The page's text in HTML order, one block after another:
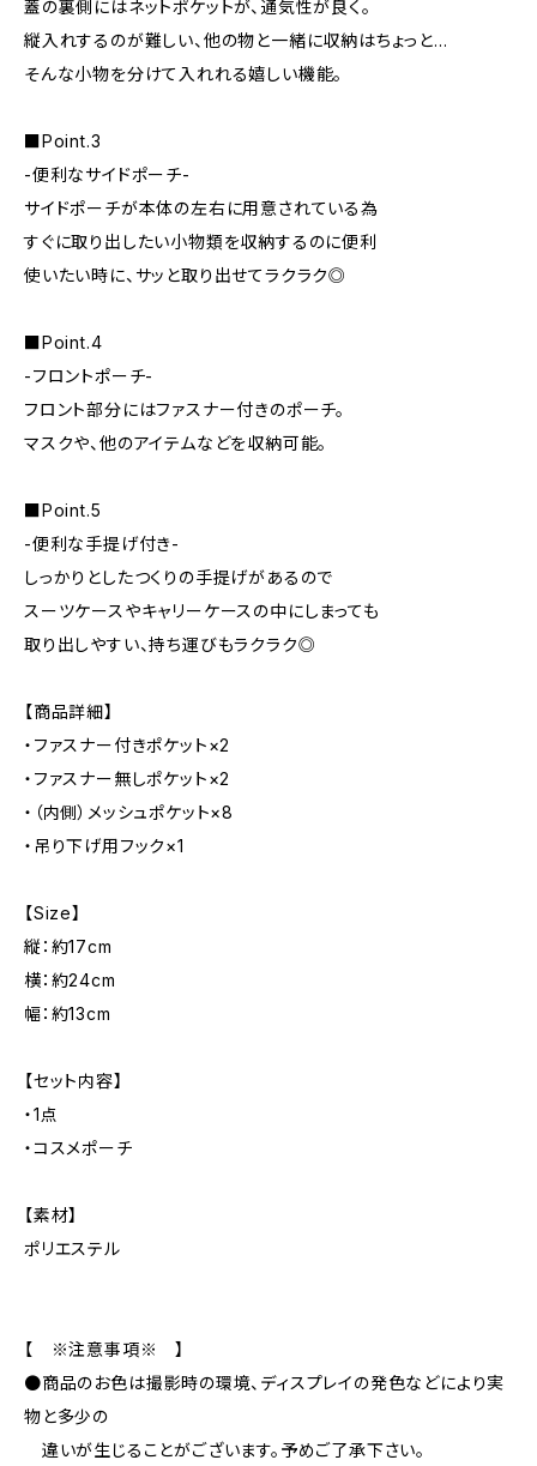
蓋の裏側にはネットポケットが、通気性が良く。
縦入れするのが難しい、他の物と一緒に収納はちょっと…
そんな小物を分けて入れれる嬉しい機能。
■Point.3
-便利なサイドポーチ-
サイドポーチが本体の左右に用意されている為
すぐに取り出したい小物類を収納するのに便利
使いたい時に、サッと取り出せてラクラク◎
■Point.4
-フロントポーチ-
フロント部分にはファスナー付きのポーチ。
マスクや、他のアイテムなどを収納可能。
■Point.5
-便利な手提げ付き-
しっかりとしたつくりの手提げがあるので
スーツケースやキャリーケースの中にしまっても
取り出しやすい、持ち運びもラクラク◎
【商品詳細】
・ファスナー付きポケット×2
・ファスナー無しポケット×2
・（内側）メッシュポケット×8
・吊り下げ用フック×1
【Size】
縦：約17cm
横：約24cm
幅：約13cm
【セット内容】
・1点
・コスメポーチ
【素材】
ポリエステル
【 ※注意事項※ 】
●商品のお色は撮影時の環境、ディスプレイの発色などにより実
物と多少の
違いが生じることがございます。予めご了承下さい。